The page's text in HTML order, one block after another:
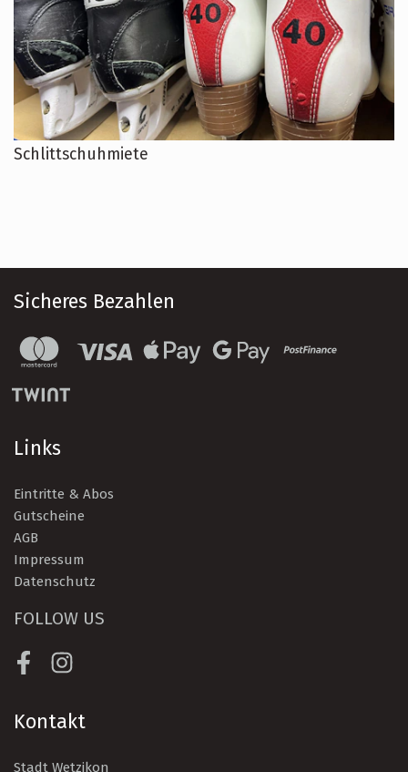
Schlittschuhmiete
Sicheres Bezahlen
Links
Eintritte & Abos
Gutscheine
AGB
Impressum
Datenschutz
FOLLOW US
FacebookInstagram
Kontakt
Stadt Wetzikon